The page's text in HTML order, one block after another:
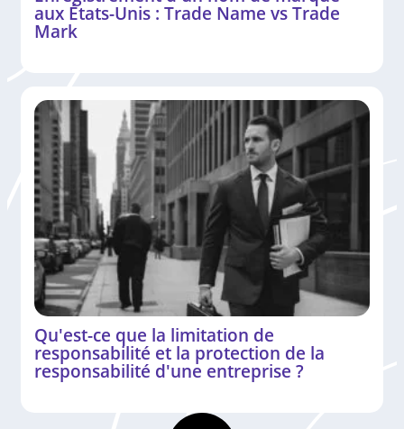
aux États-Unis : Trade Name vs Trade
Mark
Qu'est-ce que la limitation de
responsabilité et la protection de la
responsabilité d'une entreprise ?